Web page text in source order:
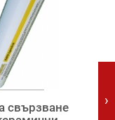
свързване
›